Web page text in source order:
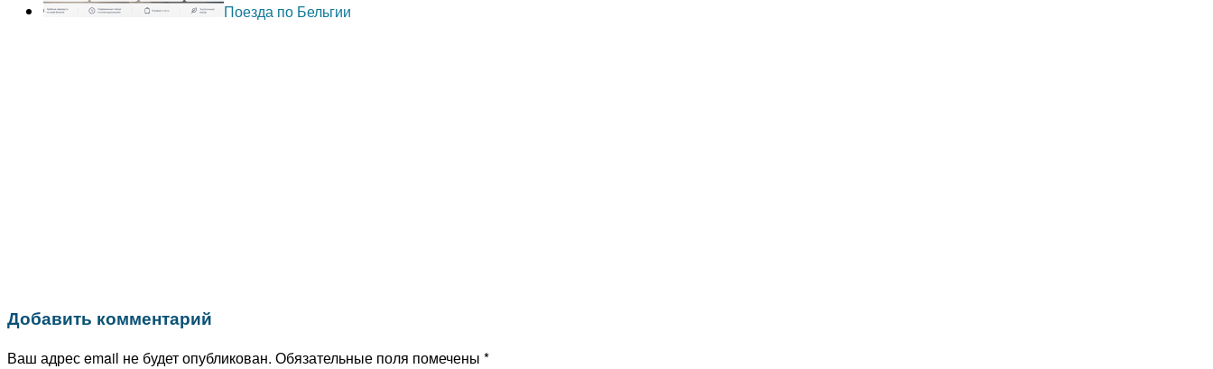
Поезда по Бельгии
Добавить комментарий
Ваш адрес email не будет опубликован. Обязательные поля помечены *